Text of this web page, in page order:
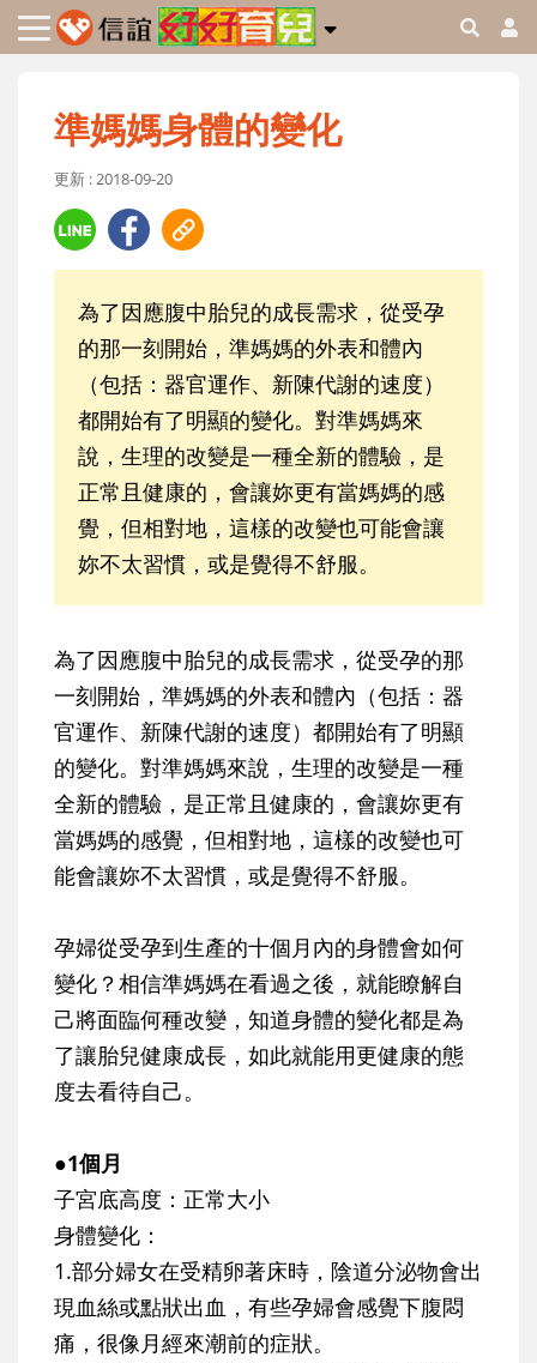
準媽媽身體的變化
更新 : 2018-09-20
為了因應腹中胎兒的成長需求，從受孕
的那一刻開始，準媽媽的外表和體內
（包括：器官運作、新陳代謝的速度）
都開始有了明顯的變化。對準媽媽來
說，生理的改變是一種全新的體驗，是
正常且健康的，會讓妳更有當媽媽的感
覺，但相對地，這樣的改變也可能會讓
妳不太習慣，或是覺得不舒服。
為了因應腹中胎兒的成長需求，從受孕的那
一刻開始，準媽媽的外表和體內（包括：器
官運作、新陳代謝的速度）都開始有了明顯
的變化。對準媽媽來說，生理的改變是一種
全新的體驗，是正常且健康的，會讓妳更有
當媽媽的感覺，但相對地，這樣的改變也可
能會讓妳不太習慣，或是覺得不舒服。
孕婦從受孕到生產的十個月內的身體會如何
變化？相信準媽媽在看過之後，就能瞭解自
己將面臨何種改變，知道身體的變化都是為
了讓胎兒健康成長，如此就能用更健康的態
度去看待自己。
●1個月
子宮底高度：正常大小
身體變化：
1.部分婦女在受精卵著床時，陰道分泌物會出
現血絲或點狀出血，有些孕婦會感覺下腹悶
痛，很像月經來潮前的症狀。